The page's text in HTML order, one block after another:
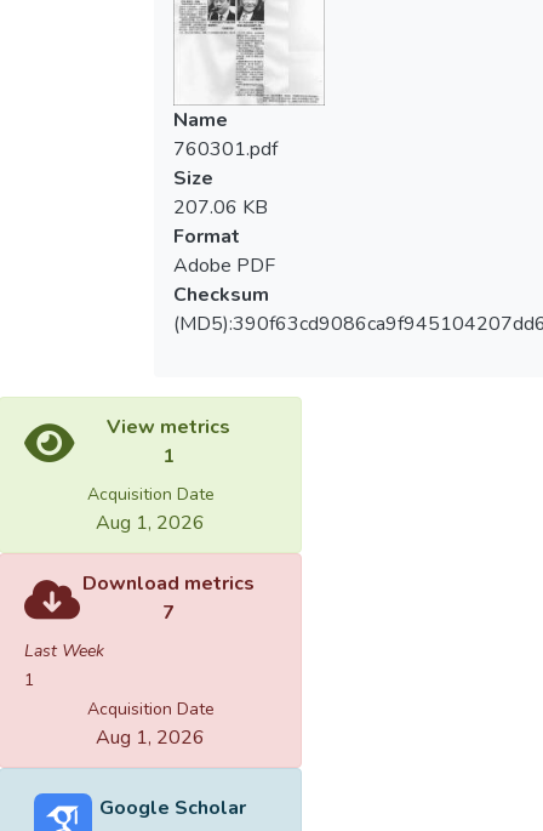
Name
760301.pdf
Size
207.06 KB
Format
Adobe PDF
Checksum
View metrics
1
Acquisition Date
Aug 1, 2026
Download metrics
7
Last Week
1
Acquisition Date
Aug 1, 2026
Google Scholar